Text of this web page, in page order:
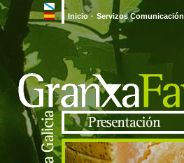
Inicio · Servizos Comunicación